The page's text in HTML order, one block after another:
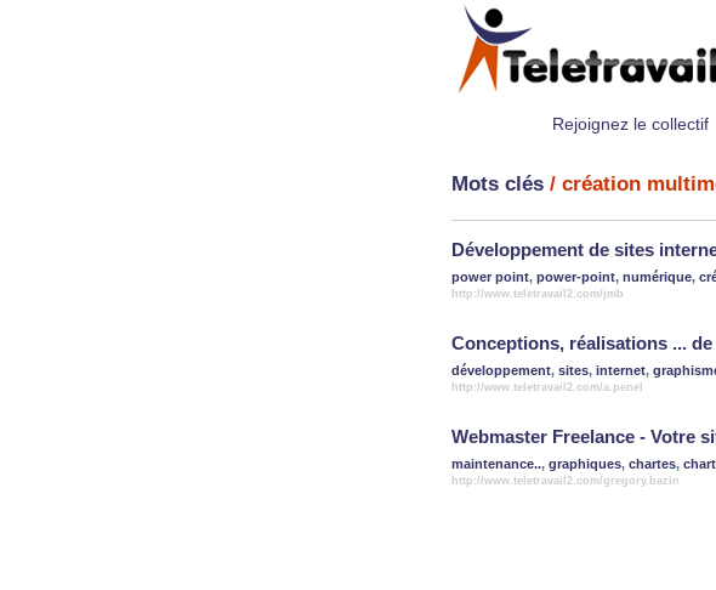
Rejoignez le collectif
Mots clés / création
Développement de sites
power point, power-point, numérique,
http://www.teletravail2.com/jmb
Conceptions, réalisations ...
développement, sites, internet,
http://www.teletravail2.com/a.penel
Webmaster Freelance - Votre
maintenance.., graphiques, chartes,
http://www.teletravail2.com/gregory.bazin